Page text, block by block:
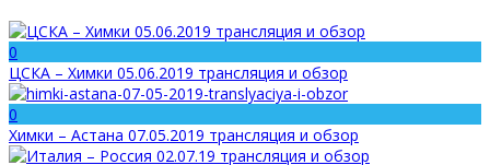
0
ЦСКА – Химки 05.06.2019 трансляция и обзор
0
Химки – Астана 07.05.2019 трансляция и обзор